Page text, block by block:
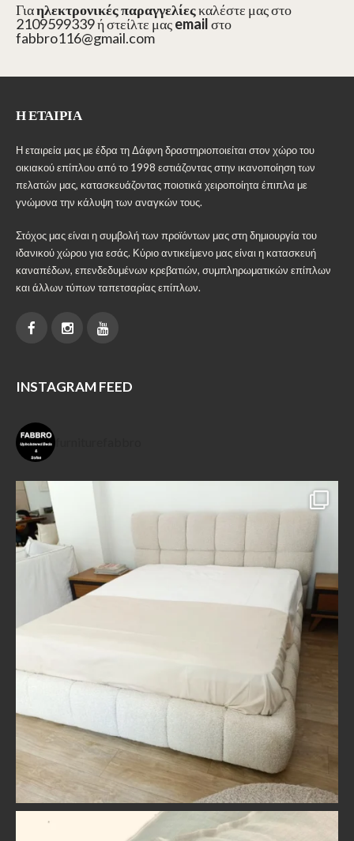
Γιαηλεκτρονικές παραγγελίεςκαλέστε μας στο
2109599339 ή στείλτε μαςemailστο
fabbro116@gmail.com
Η ΕΤΑΙΡΊΑ
Η εταιρεία μας με έδρα τη Δάφνη δραστηριοποιείται στον χώρο του
οικιακού επίπλου από το 1998 εστιάζοντας στην ικανοποίηση των
πελατών μας, κατασκευάζοντας ποιοτικά χειροποίητα έπιπλα με
γνώμονα την κάλυψη των αναγκών τους.
Στόχος μας είναι η συμβολή των προϊόντων μας στη δημιουργία του
ιδανικού χώρου για εσάς. Κύριο αντικείμενο μας είναι η κατασκευή
καναπέδων, επενδεδυμένων κρεβατιών, συμπληρωματικών επίπλων
και άλλων τύπων ταπετσαρίας επίπλων.
INSTAGRAM FEED